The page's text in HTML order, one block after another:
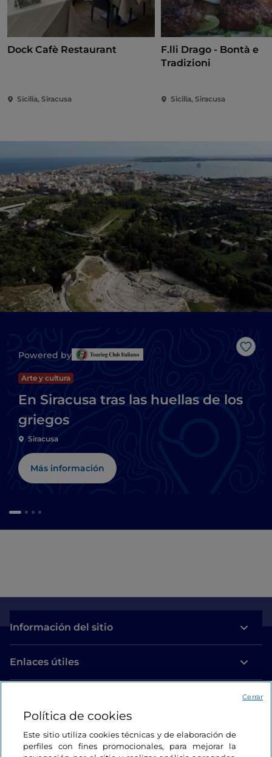
Dock Cafè Restaurant
Sicilia, Siracusa
F.lli Drago - Bontà e
Tradizioni
Sicilia, Siracusa
Me
Powered by
Arte y cultura
En Siracusa tras las huellas de los
griegos
Siracusa
Más información
Información del sitio
Enlaces útiles
Estamos en contacto
Política de cookies
Este sitio utiliza cookies técnicas y de elaboración de
perfiles con fines promocionales, para mejorar la
Cerrar